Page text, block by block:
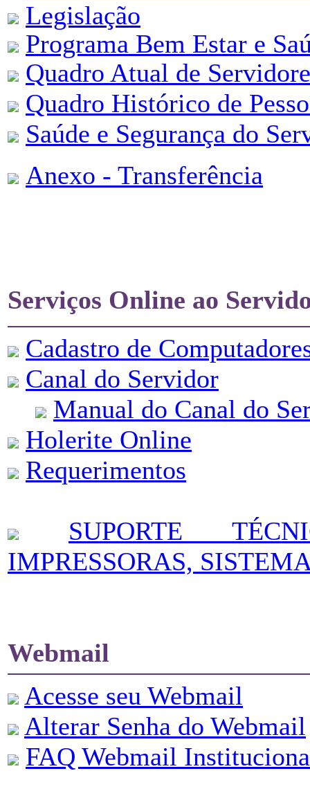
Legislação
Programa Bem Estar e
Quadro Atual de
Quadro Histórico de
Saúde e Segurança do
Anexo - Transferência
Serviços Online ao
Cadastro de
Canal do Servidor
Manual do Canal do
Holerite Online
Requerimentos
SUPORTE
IMPRESSORAS,
Webmail
Acesse seu Webmail
Alterar Senha do Webmail
FAQ Webmail